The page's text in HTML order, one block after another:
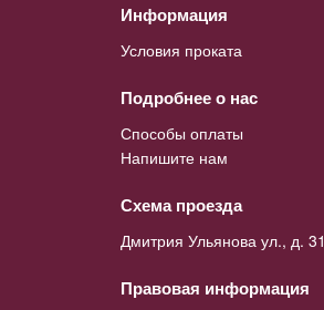
Информация
Условия проката
Подробнее о нас
Способы оплаты
Напишите нам
Схема проезда
Дмитрия Ульянова ул., д. 31
Правовая информация